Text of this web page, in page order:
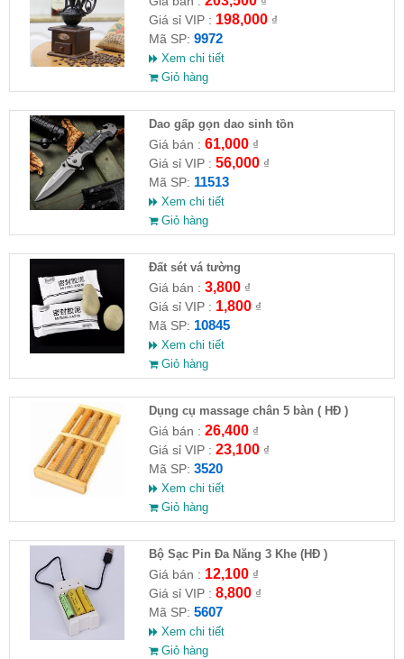
Giá sỉ VIP : 198,000₫
Mã SP: 9972
Xem chi tiết
Giỏ hàng
Dao gấp gọn dao sinh tồn
Giá bán : 61,000₫
Giá sỉ VIP : 56,000₫
Mã SP: 11513
Xem chi tiết
Giỏ hàng
Đất sét vá tường
Giá bán : 3,800₫
Giá sỉ VIP : 1,800₫
Mã SP: 10845
Xem chi tiết
Giỏ hàng
Dụng cụ massage chân 5 bàn ( HĐ )
Giá bán : 26,400₫
Giá sỉ VIP : 23,100₫
Mã SP: 3520
Xem chi tiết
Giỏ hàng
Bộ Sạc Pin Đa Năng 3 Khe (HĐ )
Giá bán : 12,100₫
Giá sỉ VIP : 8,800₫
Mã SP: 5607
Xem chi tiết
Giỏ hàng